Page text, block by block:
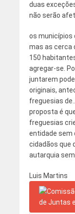
duas
não serão
os municípios
mas as cerca
150
agregar-se.
juntarem
originais,
freguesias
proposta é
freguesias
entidade sem
cidadãos que
autarquia
Luis Martins